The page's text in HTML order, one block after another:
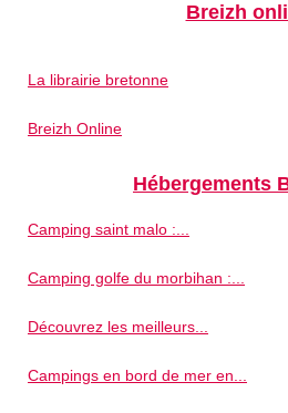
Breizh
La librairie bretonne
Breizh Online
Hébergements
Camping saint malo :...
Camping golfe du morbihan :...
Découvrez les meilleurs...
Campings en bord de mer en...